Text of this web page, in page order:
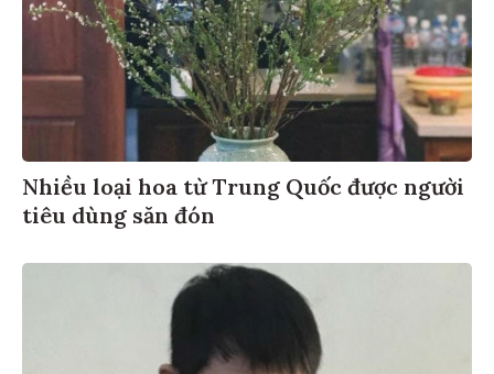
Nhiều loại hoa từ Trung Quốc được người
tiêu dùng săn đón